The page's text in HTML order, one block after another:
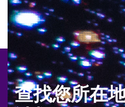
查找您所在